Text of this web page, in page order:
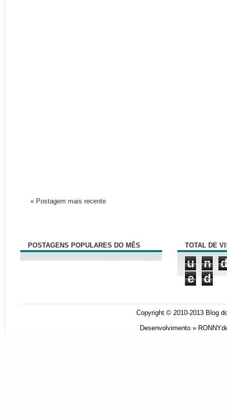
« Postagem mais recente
POSTAGENS POPULARES DO MÊS TOTAL DE
u n
e
d
Copyright © 2010-2013 Blog
Desenvolvimento »